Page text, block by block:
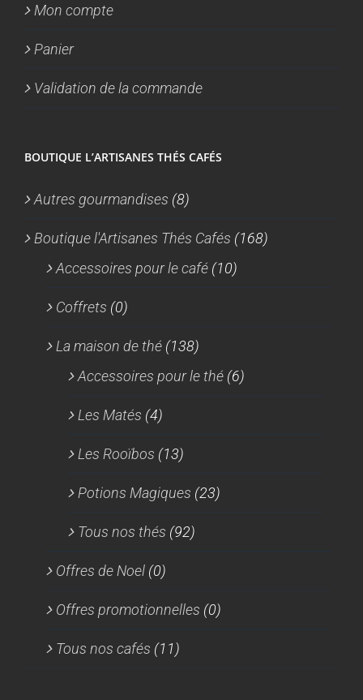
Mon compte
Panier
Validation de la commande
BOUTIQUE L’ARTISANES THÉS CAFÉS
Autres gourmandises (8)
Boutique l'Artisanes Thés Cafés (168)
Accessoires pour le café (10)
Coffrets (0)
La maison de thé (138)
Accessoires pour le thé (6)
Les Matés (4)
Les Rooïbos (13)
Potions Magiques (23)
Tous nos thés (92)
Offres de Noel (0)
Offres promotionnelles (0)
Tous nos cafés (11)